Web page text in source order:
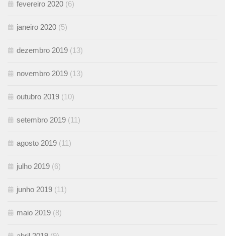
fevereiro 2020 (6)
janeiro 2020 (5)
dezembro 2019 (13)
novembro 2019 (13)
outubro 2019 (10)
setembro 2019 (11)
agosto 2019 (11)
julho 2019 (6)
junho 2019 (11)
maio 2019 (8)